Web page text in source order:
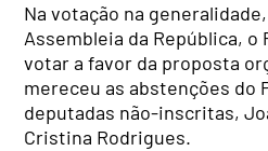
Na votação na
Assembleia da República, o
votar a favor da proposta
mereceu as abstenções do
deputadas não-inscritas,
Cristina Rodrigues.